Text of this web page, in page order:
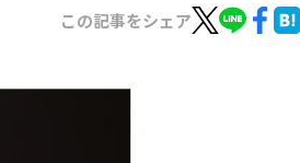
この記事をシェア